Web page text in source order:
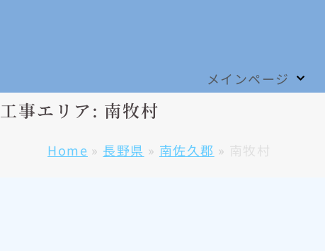
メインページ
工事エリア: 南牧村
Home » 長野県 » 南佐久郡 »